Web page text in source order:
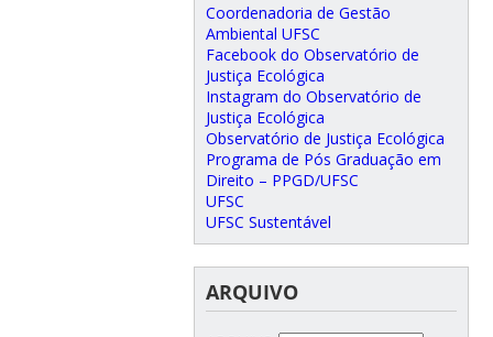
Coordenadoria de Gestão
Ambiental UFSC
Facebook do Observatório de
Justiça Ecológica
Instagram do Observatório de
Justiça Ecológica
Observatório de Justiça Ecológica
Programa de Pós Graduação em
Direito – PPGD/UFSC
UFSC
UFSC Sustentável
ARQUIVO